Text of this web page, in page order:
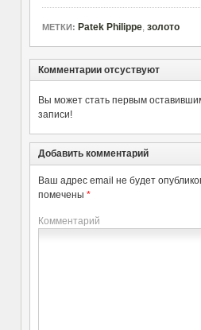
МЕТКИ: Patek Philippe, золото
Комментарии отсуствуют
Вы может стать первым
записи!
Добавить комментарий
Ваш адрес email не будет
помечены *
Комментарий